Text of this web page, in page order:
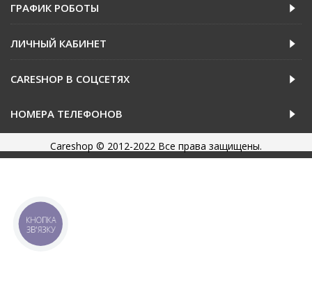
ГРАФИК РОБОТЫ
ЛИЧНЫЙ КАБИНЕТ
CARESHOP В СОЦСЕТЯХ
НОМЕРА ТЕЛЕФОНОВ
Careshop © 2012-2022 Все права защищены.
КНОПКА
ЗВ'ЯЗКУ